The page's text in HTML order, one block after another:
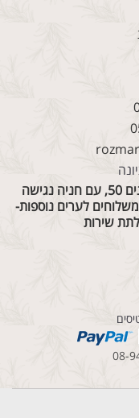
עברנו לסטודיו החדש במרכז מסחרי הבנים 50, עם חניה נגישה
לערים נוספות-
שירות